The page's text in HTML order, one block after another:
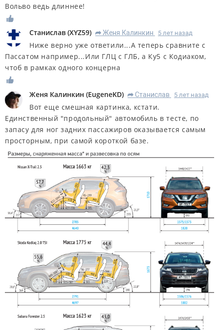
Вольво ведь длиннее!
Станислав (XYZ59) R Женя Калинкин 5 лет назад
Ниже верно уже ответили...А теперь сравните с
Пассатом например...Или ГЛЦ с ГЛБ, а Ку5 с Кодиаком,
чтоб в рамках одного концерна
Женя Калинкин (EugeneKD) R Станислав 5 лет назад
Вот еще смешная картинка, кстати.
Единственный "продольный" автомобиль в тесте, по
запасу для ног задних пассажиров оказывается самым
просторным, при самой короткой базе.